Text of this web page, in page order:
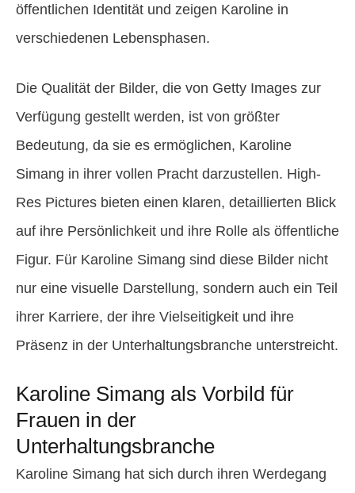
öffentlichen Identität und zeigen Karoline in
verschiedenen Lebensphasen.
Die Qualität der Bilder, die von Getty Images zur
Verfügung gestellt werden, ist von größter
Bedeutung, da sie es ermöglichen, Karoline
Simang in ihrer vollen Pracht darzustellen. High-
Res Pictures bieten einen klaren, detaillierten Blick
auf ihre Persönlichkeit und ihre Rolle als öffentliche
Figur. Für Karoline Simang sind diese Bilder nicht
nur eine visuelle Darstellung, sondern auch ein Teil
ihrer Karriere, der ihre Vielseitigkeit und ihre
Präsenz in der Unterhaltungsbranche unterstreicht.
Karoline Simang als Vorbild für
Frauen in der
Unterhaltungsbranche
Karoline Simang hat sich durch ihren Werdegang